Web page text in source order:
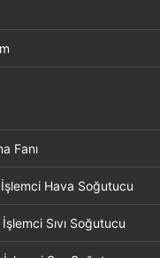
Fanı
Hava Soğutucu
Sıvı Soğutucu